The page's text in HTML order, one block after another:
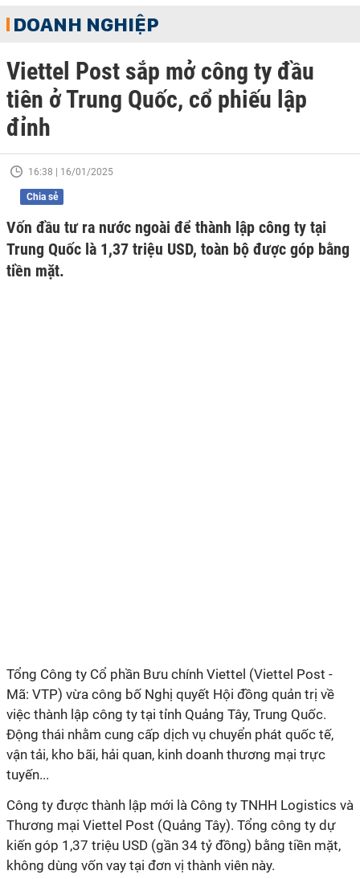
DOANH NGHIỆP
Viettel Post sắp mở công ty đầu
tiên ở Trung Quốc, cổ phiếu lập
đỉnh
16:38 | 16/01/2025
Chia sẻ
Vốn đầu tư ra nước ngoài để thành lập công ty tại
Trung Quốc là 1,37 triệu USD, toàn bộ được góp bằng
tiền mặt.
Tổng Công ty Cổ phần Bưu chính Viettel (Viettel Post -
Mã: VTP) vừa công bố Nghị quyết Hội đồng quản trị về
việc thành lập công ty tại tỉnh Quảng Tây, Trung Quốc.
Động thái nhằm cung cấp dịch vụ chuyển phát quốc tế,
vận tải, kho bãi, hải quan, kinh doanh thương mại trực
tuyến...
Công ty được thành lập mới là Công ty TNHH Logistics và
Thương mại Viettel Post (Quảng Tây). Tổng công ty dự
kiến góp 1,37 triệu USD (gần 34 tỷ đồng) bằng tiền mặt,
không dùng vốn vay tại đơn vị thành viên này.